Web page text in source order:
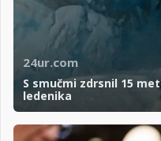
24ur.com
S smučmi zdrsnil 15
ledenika